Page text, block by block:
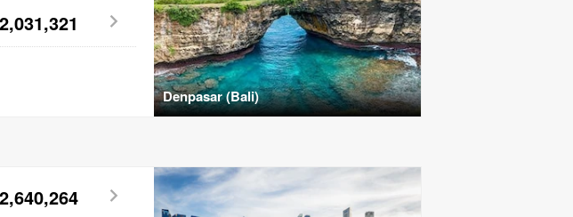
Denpasar (Bali)